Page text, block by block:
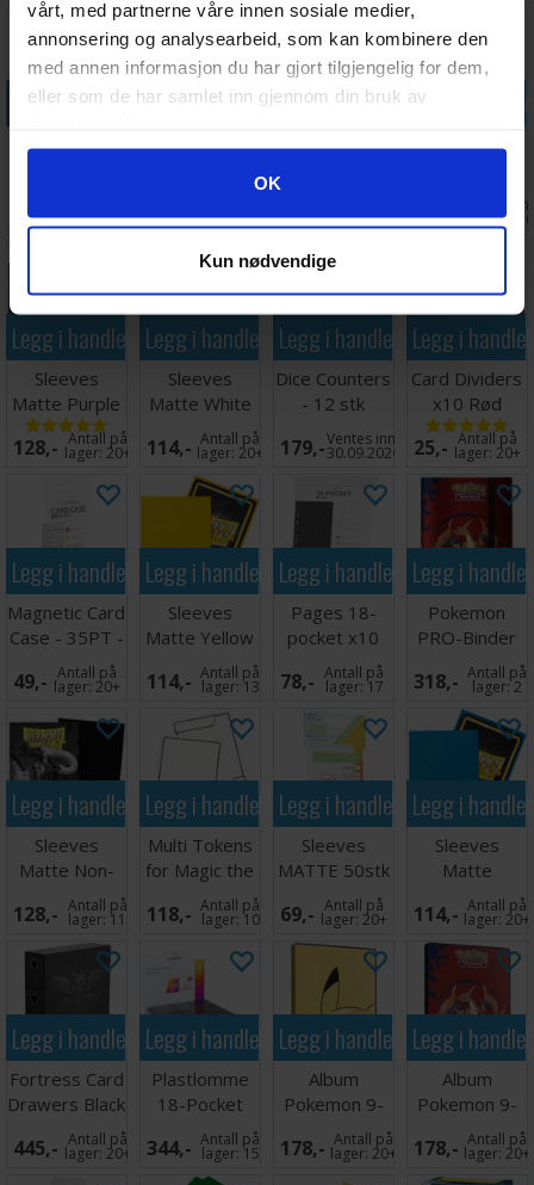
vårt, med partnerne våre innen sosiale medier,
annonsering og analysearbeid, som kan kombinere den
med annen informasjon du har gjort tilgjengelig for dem,
eller som de har samlet inn gjennom din bruk av
Googles retningslinjer for personvern
OK
Kun nødvendige
Legg i handlekurven
Plastlomme
10stk
118,-26.08.2026
Legg i handlekurven
Collectors
299,- lager:18
Legg i handlekurven
Innersleeves
99,- lager:1
Legg i
Cube Shell -
119,- Ventes inn
17.08.2026
Legg i handlekurven
Sleeves
Matte Purple
x100 66x91
128,- Antall på
lager: 20+
Legg i handlekurven
Sleeves
Matte White
x100 66x91
114,- Antall på
lager:20+
Legg i handlekurven
Dice Counters
- 12 stk
(Rød/Grønn)
179,-Ventes inn
30.09.2026
Legg i
Card Dividers
x10 Rød
25,- Antall på
lager:20+
Legg i handlekurven
Magnetic Card
Case - 35PT -
1 stk
49,- Antall på
lager:20+
Legg i handlekurven
Sleeves
Matte Yellow
x100 66x91
114,- Antall på
lager: 13
Legg i handlekurven
Pages 18-
pocket x10
Grå
78,- Antall på
lager: 17
Legg i
Pokemon
PRO-Binder
9-Pocket
Mega Chariza
318,- Antall på
lager:2
Legg i handlekurven
Sleeves
Matte Non-
Glare Black
128,- Antall på
lager: 11
Legg i handlekurven
Multi Tokens
for Magic the
Gathering
118,- Antall på
lager: 10
Legg i handlekurven
Sleeves
MATTE 50stk
59x91mm
69,- Antall på
lager:20+
Legg i
Sleeves
Matte
Sapphire x100
66x91
114,- Antall på
lager:20+
Legg i handlekurven
Fortress Card
Drawers Black
445,- Antall på
lager: 20+
Legg i handlekurven
Plastlomme
18-Pocket
Side Load
Svart x50
344,- Antall på
lager: 15
Legg i handlekurven
Album
Pokemon 9-
Pocket
Pikachu
178,- Antall på
lager:20+
Legg i
Album
Pokemon 9-
Pocket Mega
Charizard XY
178,- Antall på
lager:20+